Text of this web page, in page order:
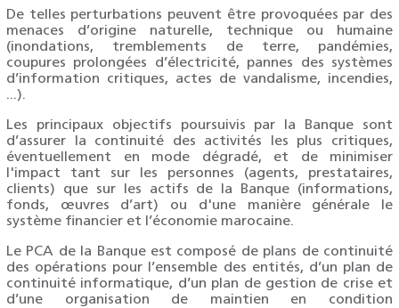
De telles perturbations peuvent être provoquées par des
menaces d’origine naturelle, technique ou humaine
(inondations, tremblements de terre, pandémies,
coupures prolongées d’électricité, pannes des systèmes
d’information critiques, actes de vandalisme, incendies,
...).
Les principaux objectifs poursuivis par la Banque sont
d’assurer la continuité des activités les plus critiques,
éventuellement en mode dégradé, et de minimiser
l'impact tant sur les personnes (agents, prestataires,
clients) que sur les actifs de la Banque (informations,
fonds, œuvres d’art) ou d'une manière générale le
système financier et l’économie marocaine.
Le PCA de la Banque est composé de plans de continuité
des opérations pour l’ensemble des entités, d’un plan de
continuité informatique, d’un plan de gestion de crise et
d’une organisation de maintien en condition